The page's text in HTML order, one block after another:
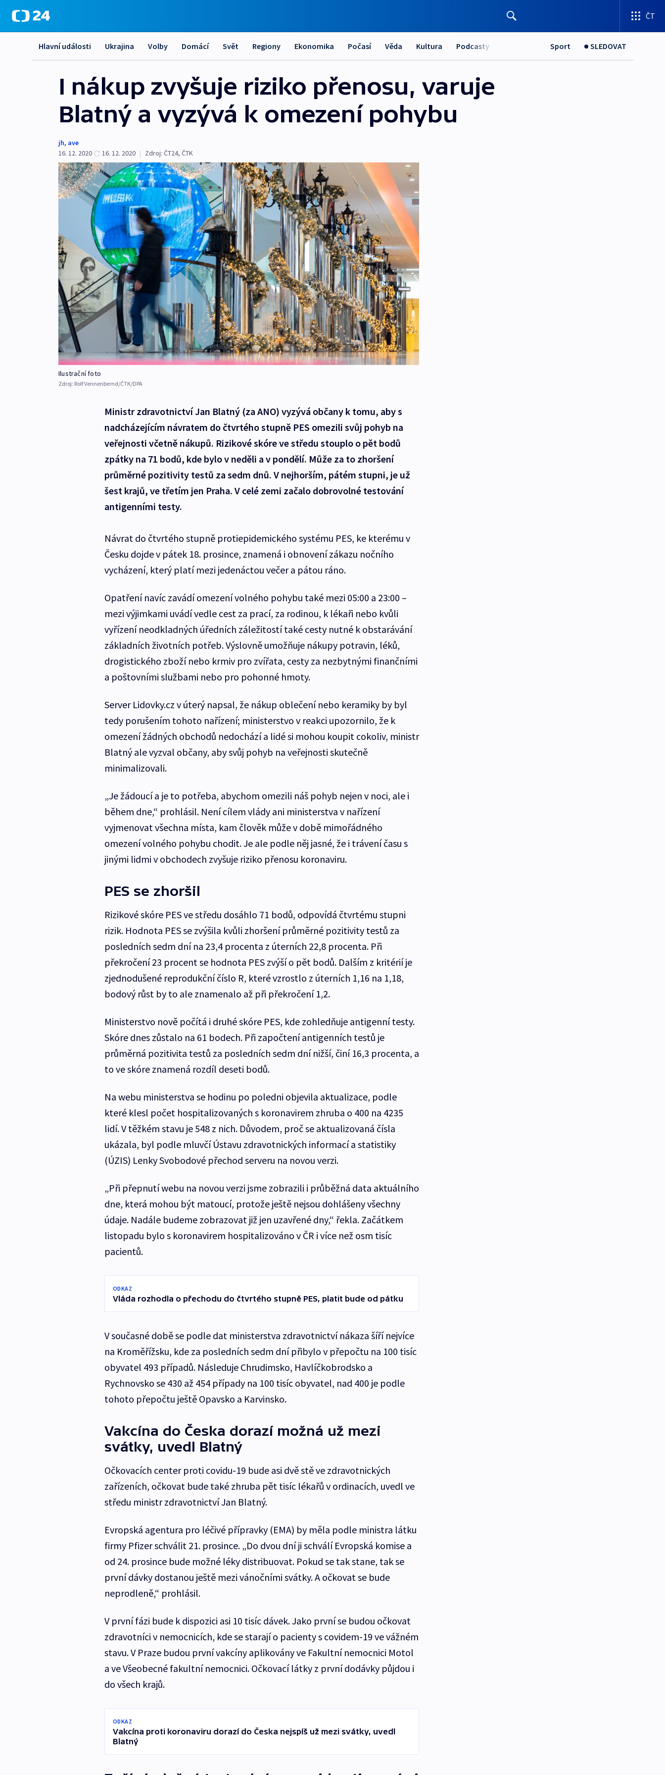
ČT
Hlavní události Ukrajina Volby Domácí Svět Regiony Ekonomika Počasí Věda Kultura Podcasty Sport SLEDOVAT
I nákup zvyšuje riziko přenosu, varuje
Blatný a vyzývá k omezení pohybu
jh, ave
16. 12. 2020
16. 12. 2020 | Zdroj: ČT24, ČTK
Ilustrační foto
Zdroj: Rolf Vennenbernd/ČTK/DPA
Ministr zdravotnictví Jan Blatný (za ANO) vyzývá občany k tomu, aby s
nadcházejícím návratem do čtvrtého stupně PES omezili svůj pohyb na
veřejnosti včetně nákupů. Rizikové skóre ve středu stouplo o pět bodů
zpátky na 71 bodů, kde bylo v neděli a v pondělí. Může za to zhoršení
průměrné pozitivity testů za sedm dnů. V nejhorším, pátém stupni, je už
šest krajů, ve třetím jen Praha. V celé zemi začalo dobrovolné testování
antigenními testy.
Návrat do čtvrtého stupně protiepidemického systému PES, ke kterému v
Česku dojde v pátek 18. prosince, znamená i obnovení zákazu nočního
vycházení, který platí mezi jedenáctou večer a pátou ráno.
Opatření navíc zavádí omezení volného pohybu také mezi 05:00 a 23:00 –
mezi výjimkami uvádí vedle cest za prací, za rodinou, k lékaři nebo kvůli
vyřízení neodkladných úředních záležitostí také cesty nutné k obstarávání
základních životních potřeb. Výslovně umožňuje nákupy potravin, léků,
drogistického zboží nebo krmiv pro zvířata, cesty za nezbytnými finančními
a poštovními službami nebo pro pohonné hmoty.
Server Lidovky.cz v úterý napsal, že nákup oblečení nebo keramiky by byl
tedy porušením tohoto nařízení; ministerstvo v reakci upozornilo, že k
omezení žádných obchodů nedochází a lidé si mohou koupit cokoliv, ministr
Blatný ale vyzval občany, aby svůj pohyb na veřejnosti skutečně
minimalizovali.
„Je žádoucí a je to potřeba, abychom omezili náš pohyb nejen v noci, ale i
během dne,“ prohlásil. Není cílem vlády ani ministerstva v nařízení
vyjmenovat všechna místa, kam člověk může v době mimořádného
omezení volného pohybu chodit. Je ale podle něj jasné, že i trávení času s
jinými lidmi v obchodech zvyšuje riziko přenosu koronaviru.
PES se zhoršil
Rizikové skóre PES ve středu dosáhlo 71 bodů, odpovídá čtvrtému stupni
rizik. Hodnota PES se zvýšila kvůli zhoršení průměrné pozitivity testů za
posledních sedm dní na 23,4 procenta z úterních 22,8 procenta. Při
překročení 23 procent se hodnota PES zvýší o pět bodů. Dalším z kritérií je
zjednodušené reprodukční číslo R, které vzrostlo z úterních 1,16 na 1,18,
bodový růst by to ale znamenalo až při překročení 1,2.
Ministerstvo nově počítá i druhé skóre PES, kde zohledňuje antigenní testy.
Skóre dnes zůstalo na 61 bodech. Při započtení antigenních testů je
průměrná pozitivita testů za posledních sedm dní nižší, činí 16,3 procenta, a
to ve skóre znamená rozdíl deseti bodů.
Na webu ministerstva se hodinu po poledni objevila aktualizace, podle
které klesl počet hospitalizovaných s koronavirem zhruba o 400 na 4235
lidí. V těžkém stavu je 548 z nich. Důvodem, proč se aktualizovaná čísla
ukázala, byl podle mluvčí Ústavu zdravotnických informací a statistiky
(ÚZIS) Lenky Svobodové přechod serveru na novou verzi.
„Při přepnutí webu na novou verzi jsme zobrazili i průběžná data aktuálního
dne, která mohou být matoucí, protože ještě nejsou dohlášeny všechny
údaje. Nadále budeme zobrazovat již jen uzavřené dny,“ řekla. Začátkem
listopadu bylo s koronavirem hospitalizováno v ČR i více než osm tisíc
pacientů.
ODKAZ
Vláda rozhodla o přechodu do čtvrtého stupně PES, platit bude od pátku
V současné době se podle dat ministerstva zdravotnictví nákaza šíří nejvíce
na Kroměřížsku, kde za posledních sedm dní přibylo v přepočtu na 100 tisíc
obyvatel 493 případů. Následuje Chrudimsko, Havlíčkobrodsko a
Rychnovsko se 430 až 454 případy na 100 tisíc obyvatel, nad 400 je podle
tohoto přepočtu ještě Opavsko a Karvinsko.
Vakcína do Česka dorazí možná už mezi
svátky, uvedl Blatný
Očkovacích center proti covidu-19 bude asi dvě stě ve zdravotnických
zařízeních, očkovat bude také zhruba pět tisíc lékařů v ordinacích, uvedl ve
středu ministr zdravotnictví Jan Blatný.
Evropská agentura pro léčivé přípravky (EMA) by měla podle ministra látku
firmy Pfizer schválit 21. prosince. „Do dvou dní ji schválí Evropská komise a
od 24. prosince bude možné léky distribuovat. Pokud se tak stane, tak se
první dávky dostanou ještě mezi vánočními svátky. A očkovat se bude
neprodleně,“ prohlásil.
V první fázi bude k dispozici asi 10 tisíc dávek. Jako první se budou očkovat
zdravotníci v nemocnicích, kde se starají o pacienty s covidem-19 ve vážném
stavu. V Praze budou první vakcíny aplikovány ve Fakultní nemocnici Motol
a ve Všeobecné fakultní nemocnici. Očkovací látky z první dodávky půjdou i
do všech krajů.
ODKAZ
Vakcína proti koronaviru dorazí do Česka nejspíš už mezi svátky, uvedl
Blatný